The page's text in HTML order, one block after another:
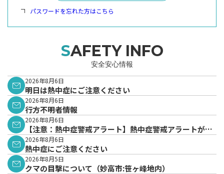
パスワードを忘れた方はこちら
SAFETY INFO
安全安心情報
2026年8月6日
明日は熱中症にご注意ください
2026年8月6日
行方不明者情報
2026年8月6日
【注意：熱中症警戒アラート】熱中症警戒アラートが発
表されています。
2026年8月6日
熱中症にご注意ください
2026年8月5日
クマの目撃について（妙高市:笹ヶ峰地内）